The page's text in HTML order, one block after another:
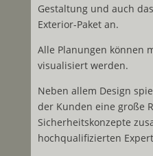
Gestaltung und auch
Exterior-Paket an.
Alle Planungen können
visualisiert werden.
Neben allem Design
der Kunden eine große
Sicherheitskonzepte
hochqualifizierten